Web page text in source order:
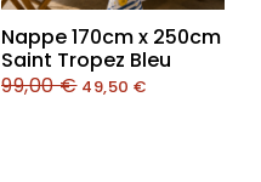
Nappe 170cm x 250cm
Saint Tropez Bleu
99,00€ 49,50 €